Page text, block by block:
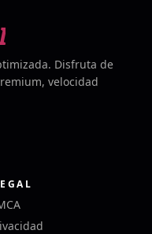
Disfruta de
velocidad